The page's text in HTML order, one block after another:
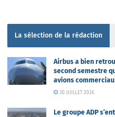
La sélection de la rédaction
Airbus a bien
second semestre
avions
30 JUILLET 2026
Le groupe ADP